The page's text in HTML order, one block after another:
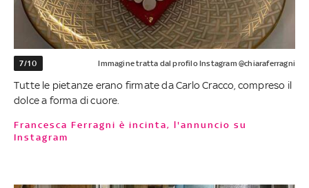
7/10 Immagine tratta dal profilo Instagram @chiaraferragni
Tutte le pietanze erano firmate da Carlo Cracco, compreso il
dolce a forma di cuore.
Francesca Ferragni è incinta, l'annuncio su
Instagram